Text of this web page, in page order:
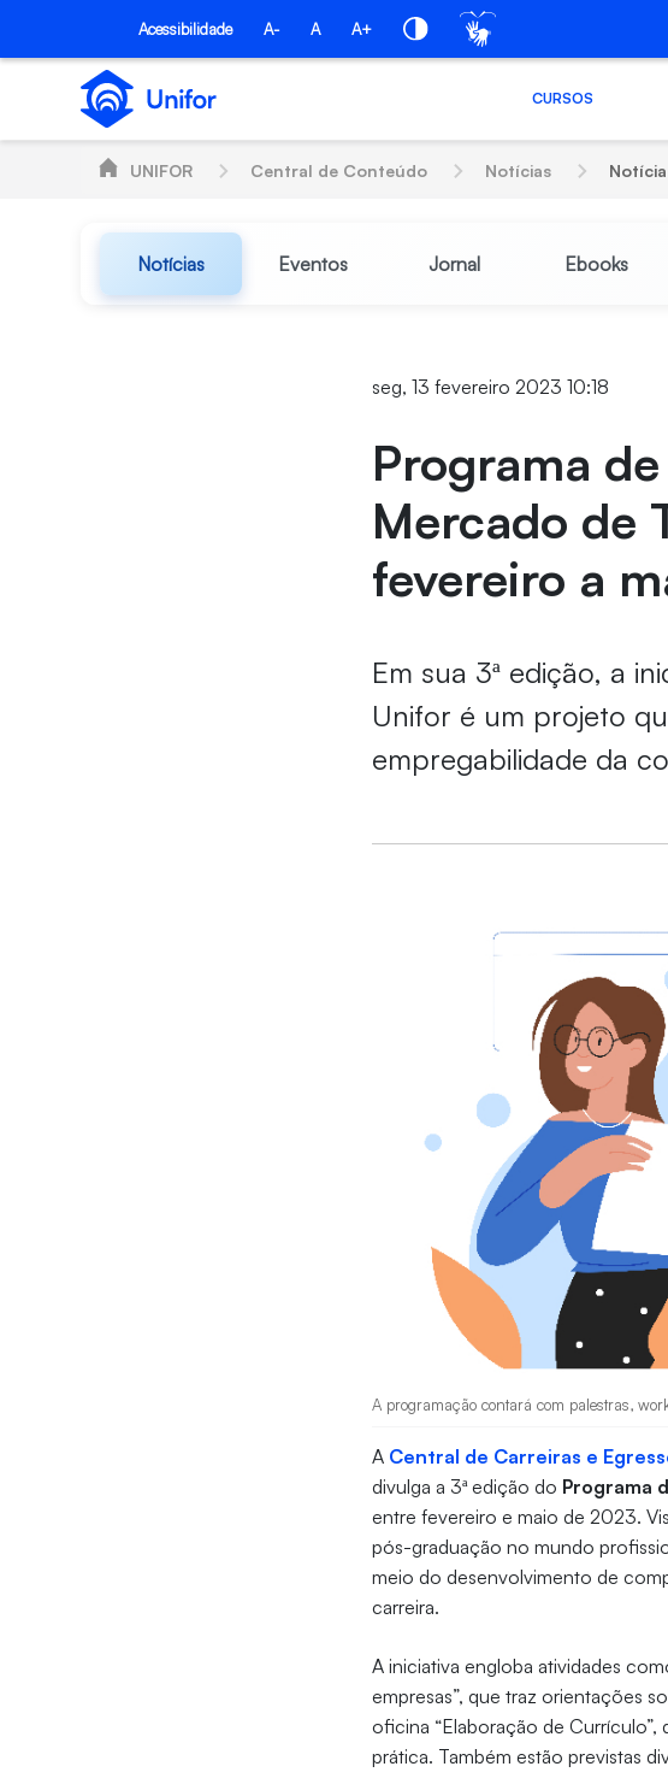
Pular para o Conteúdo principal
Acessibilidade A- A A+
CURSOS
UNIFOR Central de Conteúdo Notícias Notícia
Notícias Eventos Jornal Ebooks
seg, 13 fevereiro 2023 10:18
Programa
Mercado de
fevereiro a
Em sua 3ª edição, a
Unifor é um projeto
empregabilidade da
A programação contará com palestras,
A Central de Carreiras e
divulga a 3ª edição do Programa
entre fevereiro e maio de 2023.
pós-graduação no mundo
meio do desenvolvimento de
carreira.
A iniciativa engloba atividades
empresas”, que traz orientações
oficina “Elaboração de
prática. Também estão previstas